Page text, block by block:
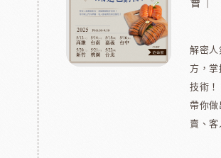
會｜
解密人
方，
技術！
帶你做
賣、客